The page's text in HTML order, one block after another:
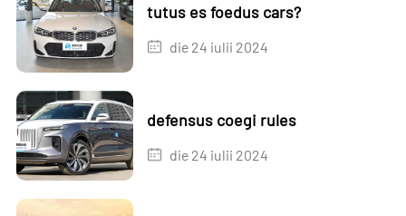
tutus es foedus cars?
die 24 iulii 2024
defensus coegi rules
die 24 iulii 2024